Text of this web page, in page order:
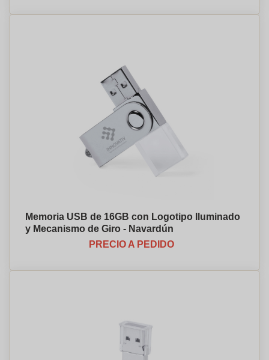
Memoria USB de 16GB con Logotipo Iluminado
y Mecanismo de Giro - Navardún
PRECIO A PEDIDO